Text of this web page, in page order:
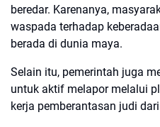
beredar. Karenanya,
waspada terhadap
berada di dunia maya.
Selain itu, pemerintah juga
untuk aktif melapor melalui
kerja pemberantasan judi